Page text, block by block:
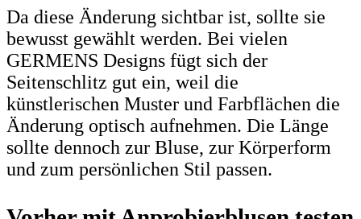
Da diese Änderung sichtbar ist, sollte sie
bewusst gewählt werden. Bei vielen
GERMENS Designs fügt sich der
Seitenschlitz gut ein, weil die
künstlerischen Muster und Farbflächen die
Änderung optisch aufnehmen. Die Länge
sollte dennoch zur Bluse, zur Körperform
und zum persönlichen Stil passen.